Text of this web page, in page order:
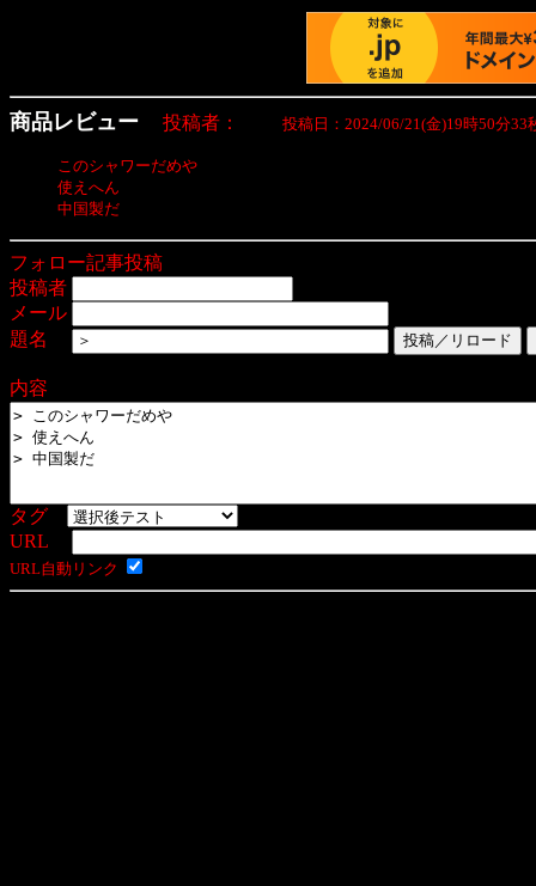
商品レビュー 投稿者： 投稿日：2024/06/21(金)19時50分
このシャワーだめや
使えへん
フォロー記事投稿
投稿者
メール
題名
内容
タグ
URL
URL自動リンク